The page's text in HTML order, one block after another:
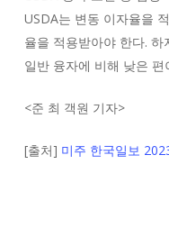
USDA는 변동 이자율을
율을 적용받아야 한다.
일반 융자에 비해 낮은 편
<준 최 객원 기자>
[출처] 미주 한국일보